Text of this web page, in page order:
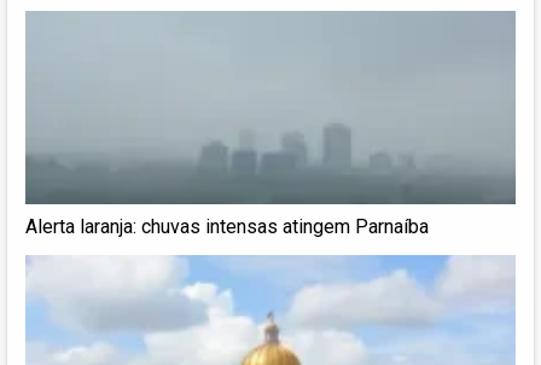
Alerta laranja: chuvas intensas atingem Parnaíba